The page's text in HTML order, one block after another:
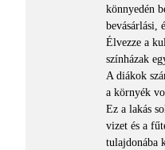
könnyedén
bevásárlási,
Élvezze a
színházak
A diákok
a környék
Ez a lakás
vizet és a
tulajdonába